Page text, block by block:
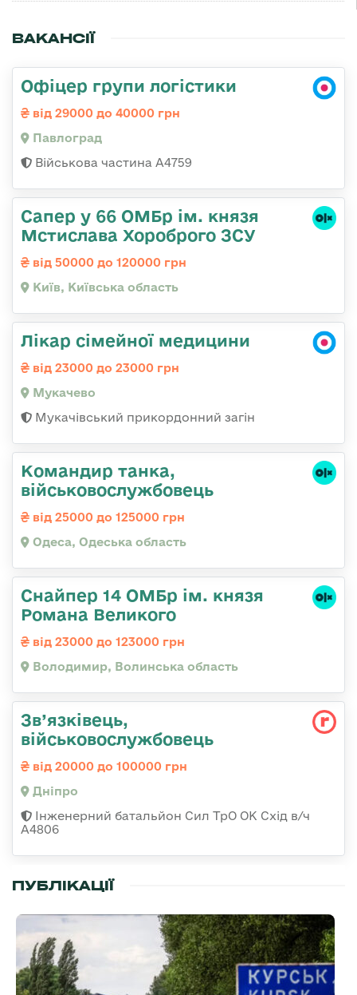
ВАКАНСІЇ
Офіцер групи логістики
від 29000 до 40000 грн
Павлоград
Військова частина А4759
Сапер у 66 ОМБр ім. князя
Мстислава Хороброго ЗСУ
від 50000 до 120000 грн
Київ, Київська область
Лікар сімейної медицини
від 23000 до 23000 грн
Мукачево
Мукачівський прикордонний загін
Командир танка,
військовослужбовець
від 25000 до 125000 грн
Одеса, Одеська область
Снайпер 14 ОМБр ім. князя
Романа Великого
від 23000 до 123000 грн
Володимир, Волинська область
Зв’язківець,
військовослужбовець
від 20000 до 100000 грн
Дніпро
Інженерний батальйон Сил ТрО ОК Схід в/ч
А4806
ПУБЛІКАЦІЇ